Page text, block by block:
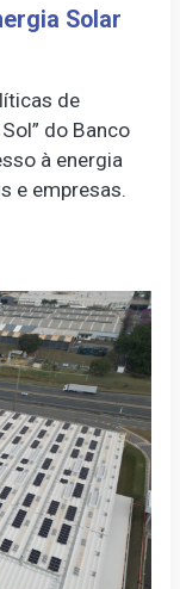
Solar
de
do Banco
à energia
e empresas.